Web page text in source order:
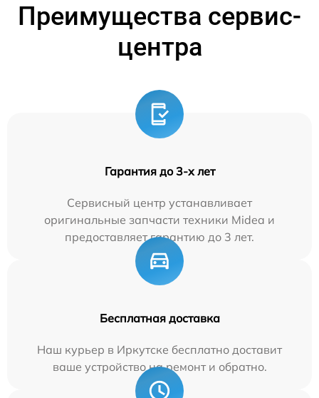
Преимущества сервис-
центра
Гарантия до 3-х лет
Сервисный центр устанавливает
оригинальные запчасти техники Midea и
предоставляет гарантию до 3 лет.
Бесплатная доставка
Наш курьер в Иркутске бесплатно доставит
ваше устройство на ремонт и обратно.